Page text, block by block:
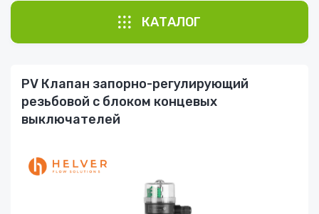
КАТАЛОГ
Запорная
Предохранительная
PV Клапан запорно-регулирующий
резьбовой c блоком концевых
выключателей